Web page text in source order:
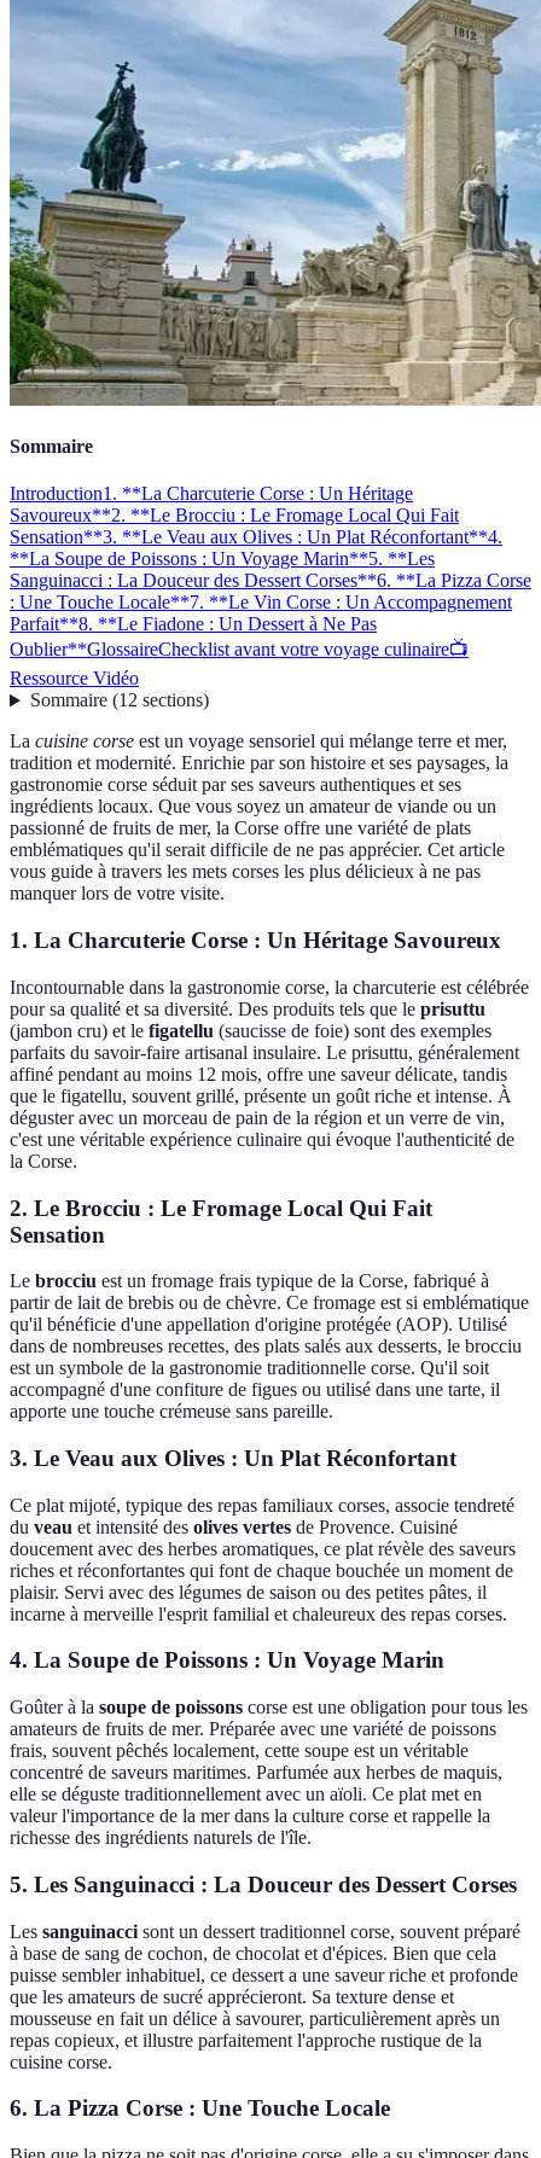
Sommaire
Introduction1. **La Charcuterie Corse : Un Héritage
Savoureux**2. **Le Brocciu : Le Fromage Local Qui Fait
Sensation**3. **Le Veau aux Olives : Un Plat Réconfortant**4.
**La Soupe de Poissons : Un Voyage Marin**5. **Les
Sanguinacci : La Douceur des Dessert Corses**6. **La Pizza Corse
: Une Touche Locale**7. **Le Vin Corse : Un Accompagnement
Parfait**8. **Le Fiadone : Un Dessert à Ne Pas
Oublier**GlossaireChecklist avant votre voyage culinaire📺
Ressource Vidéo
Sommaire(12 sections)
La cuisine corse est un voyage sensoriel qui mélange terre et mer,
tradition et modernité. Enrichie par son histoire et ses paysages, la
gastronomie corse séduit par ses saveurs authentiques et ses
ingrédients locaux. Que vous soyez un amateur de viande ou un
passionné de fruits de mer, la Corse offre une variété de plats
emblématiques qu'il serait difficile de ne pas apprécier. Cet article
vous guide à travers les mets corses les plus délicieux à ne pas
manquer lors de votre visite.
1. La Charcuterie Corse : Un Héritage Savoureux
Incontournable dans la gastronomie corse, la charcuterie est célébrée
pour sa qualité et sa diversité. Des produits tels que le prisuttu
(jambon cru) et le figatellu (saucisse de foie) sont des exemples
parfaits du savoir-faire artisanal insulaire. Le prisuttu, généralement
affiné pendant au moins 12 mois, offre une saveur délicate, tandis
que le figatellu, souvent grillé, présente un goût riche et intense. À
déguster avec un morceau de pain de la région et un verre de vin,
c'est une véritable expérience culinaire qui évoque l'authenticité de
la Corse.
2. Le Brocciu : Le Fromage Local Qui Fait
Sensation
Le brocciu est un fromage frais typique de la Corse, fabriqué à
partir de lait de brebis ou de chèvre. Ce fromage est si emblématique
qu'il bénéficie d'une appellation d'origine protégée (AOP). Utilisé
dans de nombreuses recettes, des plats salés aux desserts, le brocciu
est un symbole de la gastronomie traditionnelle corse. Qu'il soit
accompagné d'une confiture de figues ou utilisé dans une tarte, il
apporte une touche crémeuse sans pareille.
3. Le Veau aux Olives : Un Plat Réconfortant
Ce plat mijoté, typique des repas familiaux corses, associe tendreté
du veau et intensité des olives vertes de Provence. Cuisiné
doucement avec des herbes aromatiques, ce plat révèle des saveurs
riches et réconfortantes qui font de chaque bouchée un moment de
plaisir. Servi avec des légumes de saison ou des petites pâtes, il
incarne à merveille l'esprit familial et chaleureux des repas corses.
4. La Soupe de Poissons : Un Voyage Marin
Goûter à la soupe de poissons corse est une obligation pour tous les
amateurs de fruits de mer. Préparée avec une variété de poissons
frais, souvent pêchés localement, cette soupe est un véritable
concentré de saveurs maritimes. Parfumée aux herbes de maquis,
elle se déguste traditionnellement avec un aïoli. Ce plat met en
valeur l'importance de la mer dans la culture corse et rappelle la
richesse des ingrédients naturels de l'île.
5. Les Sanguinacci : La Douceur des Dessert Corses
Les sanguinacci sont un dessert traditionnel corse, souvent préparé
à base de sang de cochon, de chocolat et d'épices. Bien que cela
puisse sembler inhabituel, ce dessert a une saveur riche et profonde
que les amateurs de sucré apprécieront. Sa texture dense et
mousseuse en fait un délice à savourer, particulièrement après un
repas copieux, et illustre parfaitement l'approche rustique de la
cuisine corse.
6. La Pizza Corse : Une Touche Locale